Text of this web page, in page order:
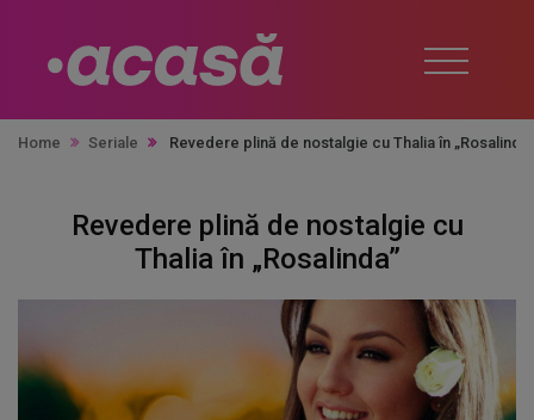
Home Seriale Revedere plină de nostalgie cu Thalia în
Revedere plină de nostalgie cu
Thalia în „Rosalinda”